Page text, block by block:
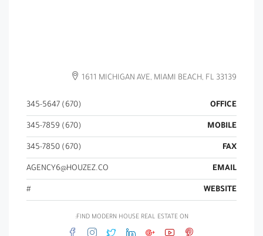
1611 MICHIGAN AVE, MIAMI BEACH, FL 33139
OFFICE
(670) 345-5647
MOBILE
(670) 345-7859
FAX
(670) 345-7850
EMAIL
AGENCY6@HOUZEZ.CO
WEBSITE
#
FIND MODERN HOUSE REAL ESTATE ON: